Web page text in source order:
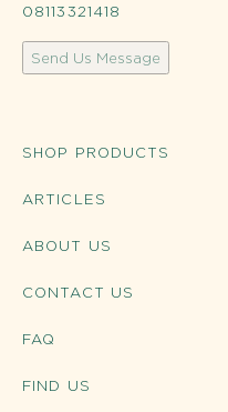
08113321418
Send Us Message
SHOP PRODUCTS
ARTICLES
ABOUT US
CONTACT US
FAQ
FIND US